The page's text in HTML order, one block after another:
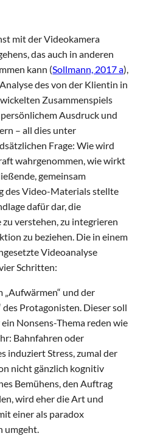
mit der Videokamera
das auch in anderen
kann (Sollmann, 2017 a),
des von der Klientin in
Zusammenspiels
Ausdruck und
– all dies unter
Frage: Wie wird
wahrgenommen, wie wirkt
gemeinsam
des Video-Materials stellte
dafür dar, die
verstehen, zu integrieren
zu beziehen. Die in einem
Videoanalyse
Schritten:
„Aufwärmen“ und der
Protagonisten. Dieser soll
Nonsens-Thema reden wie
Bahnfahren oder
induziert Stress, zumal der
nicht gänzlich kognitiv
Bemühens, den Auftrag
wird eher die Art und
einer als paradox
umgeht.